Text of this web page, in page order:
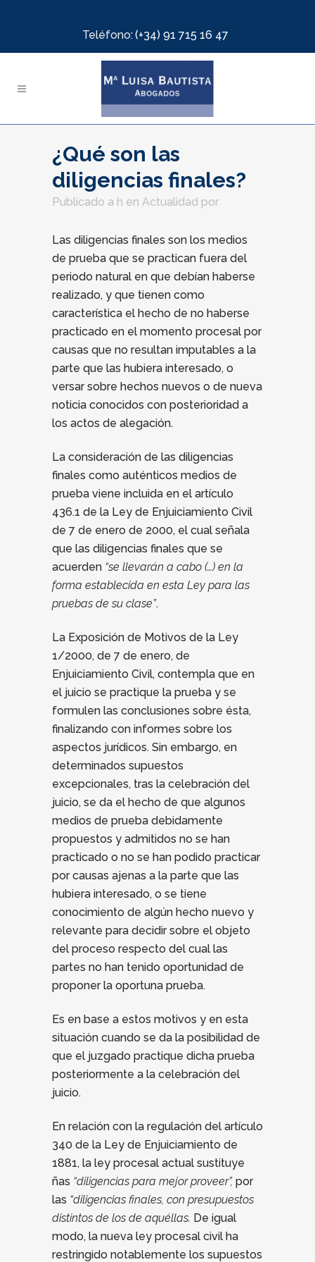
Teléfono:(+34) 91 715 16 47
¿Qué son las
diligencias finales?
Publicado a h en Actualidad por
Las diligencias finales son los medios
de prueba que se practican fuera del
periodo natural en que debían haberse
realizado, y que tienen como
característica el hecho de no haberse
practicado en el momento procesal por
causas que no resultan imputables a la
parte que las hubiera interesado, o
versar sobre hechos nuevos o de nueva
noticia conocidos con posterioridad a
los actos de alegación.
La consideración de las diligencias
finales como auténticos medios de
prueba viene incluida en el artículo
436.1 de la Ley de Enjuiciamiento Civil
de 7 de enero de 2000, el cual señala
que las diligencias finales que se
acuerden “se llevarán a cabo (…) en la
forma establecida en esta Ley para las
pruebas de su clase”.
La Exposición de Motivos de la Ley
1/2000, de 7 de enero, de
Enjuiciamiento Civil, contempla que en
el juicio se practique la prueba y se
formulen las conclusiones sobre ésta,
finalizando con informes sobre los
aspectos jurídicos. Sin embargo, en
determinados supuestos
excepcionales, tras la celebración del
juicio, se da el hecho de que algunos
medios de prueba debidamente
propuestos y admitidos no se han
practicado o no se han podido practicar
por causas ajenas a la parte que las
hubiera interesado, o se tiene
conocimiento de algún hecho nuevo y
relevante para decidir sobre el objeto
del proceso respecto del cual las
partes no han tenido oportunidad de
proponer la oportuna prueba.
Es en base a estos motivos y en esta
situación cuando se da la posibilidad de
que el juzgado practique dicha prueba
posteriormente a la celebración del
juicio.
En relación con la regulación del artículo
340 de la Ley de Enjuiciamiento de
1881, la ley procesal actual sustituye
ñas “diligencias para mejor proveer”, por
las “diligencias finales, con presupuestos
distintos de los de aquéllas. De igual
modo, la nueva ley procesal civil ha
restringido notablemente los supuestos